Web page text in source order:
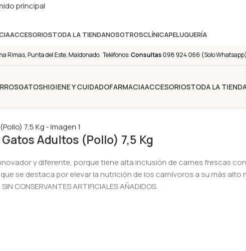
principal
ACCESORIOSTODA LA TIENDANOSOTROSCLÍNICAPELUQUERÍA
Rimas, Punta del Este, Maldonado. Teléfonos:Consultas 098 924 066 (Solo
GATOSHIGIENE Y CUIDADOFARMACIAACCESORIOSTODA LA
Adultos (Pollo) 7,5 Kg
y diferente, porque tiene alta inclusión de carnes frescas
que se destaca por elevar la nutrición de los carnívoros a su más
ARTIFICIALES AÑADIDOS.